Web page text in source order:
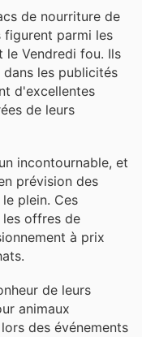
de nourriture de
figurent parmi les
le Vendredi fou. Ils
les publicités
d'excellentes
de leurs
incontournable, et
prévision des
plein. Ces
offres de
à prix
de leurs
animaux
des événements